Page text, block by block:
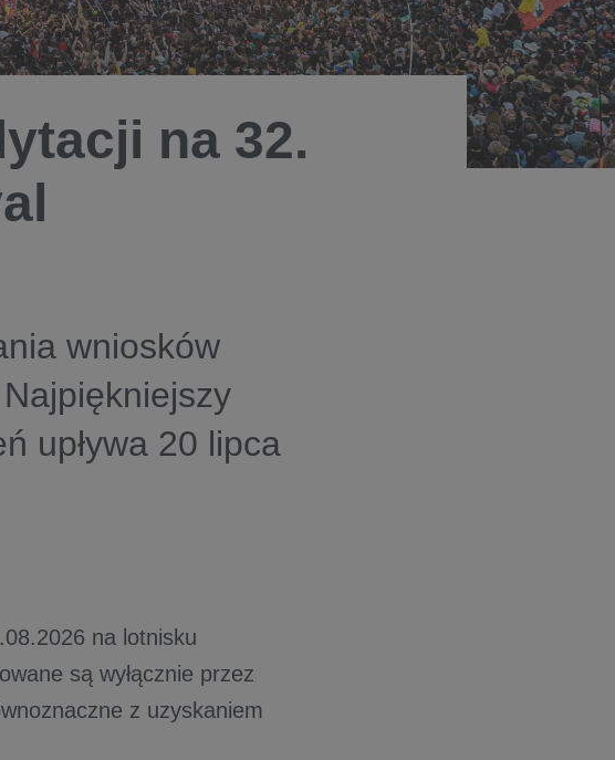
na 32.
wniosków
upływa 20 lipca
na lotnisku
są wyłącznie przez
z uzyskaniem